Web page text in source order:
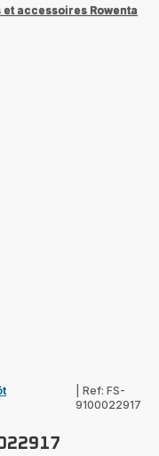
accessoires Rowenta
Ref: FS-
9100022917